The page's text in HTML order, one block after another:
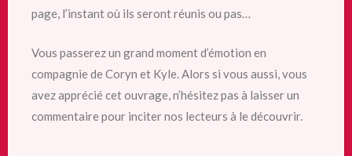
page, l’instant où ils seront réunis ou pas…
Vous passerez un grand moment d’émotion en
compagnie de Coryn et Kyle. Alors si vous aussi, vous
avez apprécié cet ouvrage, n’hésitez pas à laisser un
commentaire pour inciter nos lecteurs à le découvrir.